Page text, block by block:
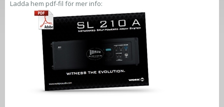
Ladda hem pdf-fil för mer info: